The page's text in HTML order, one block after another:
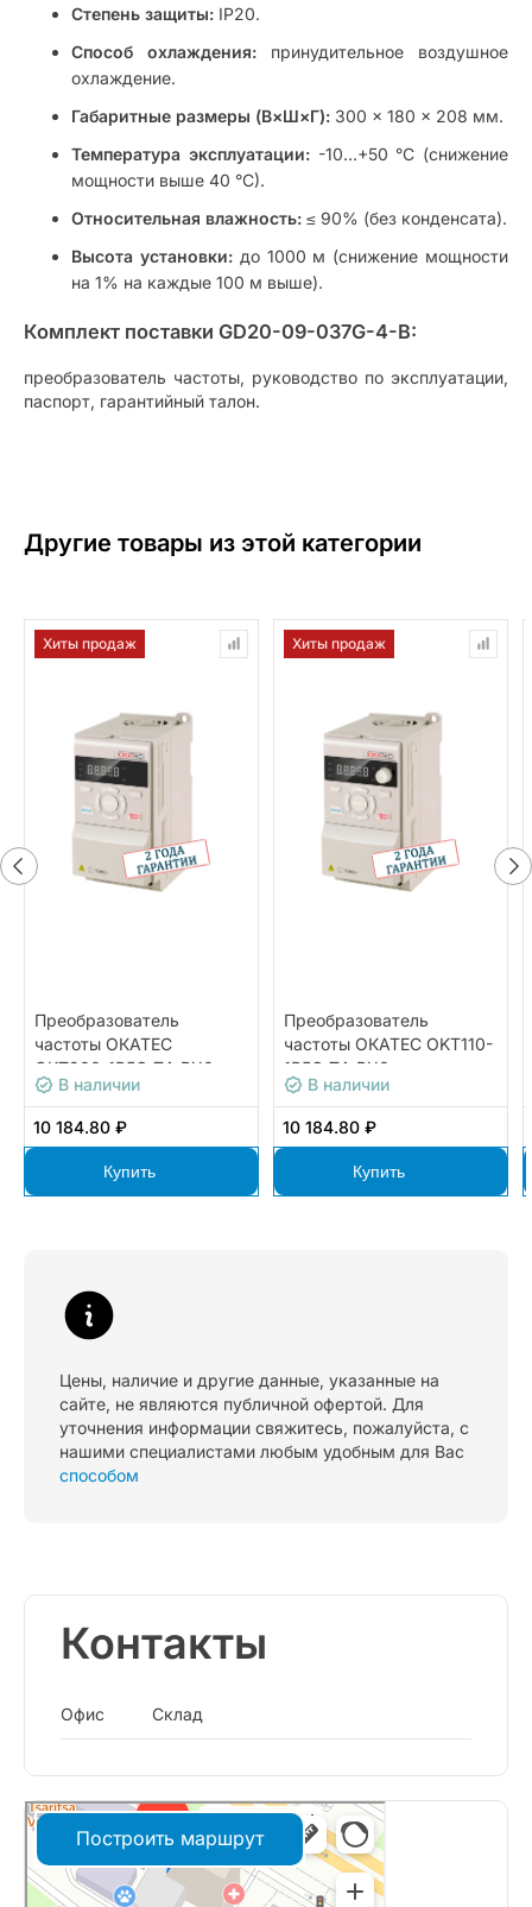
Степень защиты: IP20.
Способ охлаждения: принудительное воздушное
охлаждение.
Габаритные размеры (В×Ш×Г): 300 × 180 × 208 мм.
Температура эксплуатации:-10…+50 °C (снижение
мощности выше 40 °C).
Относительная влажность: ≤ 90% (без конденсата).
Высота установки:до 1000 м (снижение мощности
на 1% на каждые 100 м выше).
Комплект поставки GD20-09-037G-4-B:
преобразователь частоты, руководство по эксплуатации,
паспорт, гарантийный талон.
Другие товары из этой категории
Хиты продаж
Преобразователь
частоты ОКАТЕС
OKT200-1R5G-T4-BX0
В наличии
10 184.80 ₽
Купить
Хиты продаж
Преобразователь
частоты ОКАТЕС OKT110-
1R5G-T4-BX0
В наличии
10 184.80 ₽
Купить
Цены, наличие и другие данные, указанные на
сайте, не являются публичной офертой. Для
уточнения информации свяжитесь, пожалуйста, с
нашими специалистами любым удобным для Вас
способом
Контакты
Офис Склад
Построить маршрут